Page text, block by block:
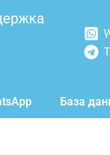
База